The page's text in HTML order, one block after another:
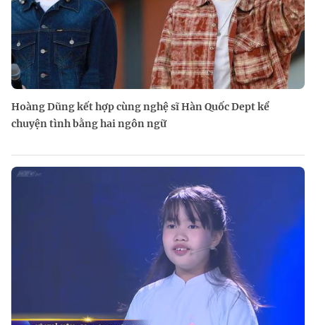
Hoàng Dũng kết hợp cùng nghệ sĩ Hàn Quốc Dept kể
chuyện tình bằng hai ngôn ngữ